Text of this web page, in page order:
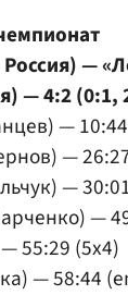
—
— 4:2 (0:1,
— 10:44
—
—
—
55:29 (5x4)
— 58:44